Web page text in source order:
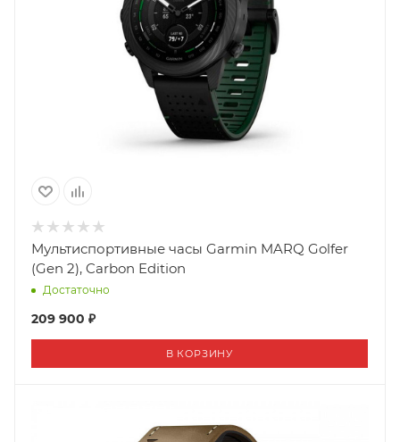
Мультиспортивные часы Garmin MARQ Golfer
(Gen 2), Carbon Edition
Достаточно
209 900 ₽
В КОРЗИНУ